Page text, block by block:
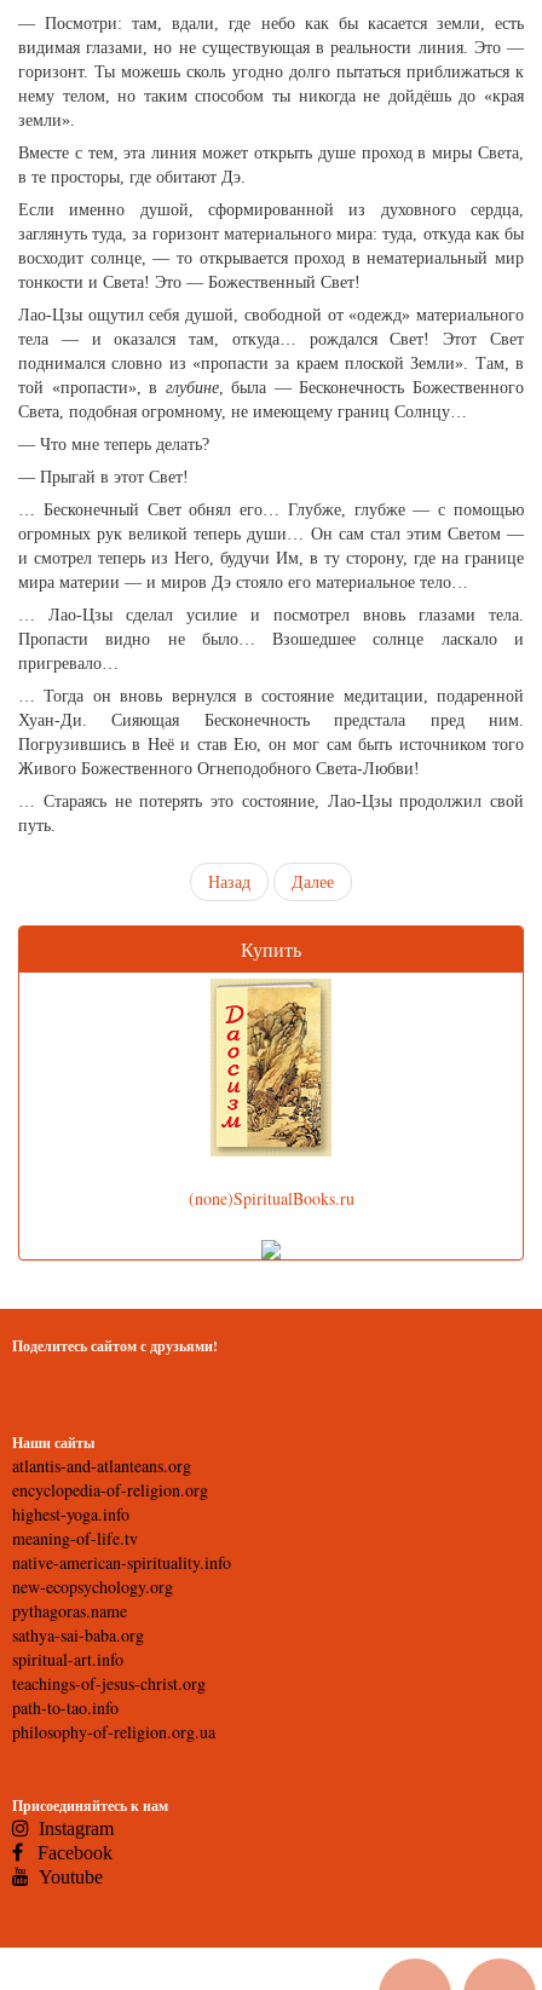
— Посмотри: там, вдали, где небо как бы касается земли, есть
видимая глазами, но не существующая в реальности линия. Это —
горизонт. Ты можешь сколь угодно долго пытаться приближаться к
нему телом, но таким способом ты никогда не дойдёшь до «края
земли».
Вместе с тем, эта линия может открыть душе проход в миры Света,
в те просторы, где обитают Дэ.
Если именно душой, сформированной из духовного сердца,
заглянуть туда, за горизонт материального мира: туда, откуда как бы
восходит солнце, — то открывается проход в нематериальный мир
тонкости и Света! Это — Божественный Свет!
Лао-Цзы ощутил себя душой, свободной от «одежд» материального
тела — и оказался там, откуда… рождался Свет! Этот Свет
поднимался словно из «пропасти за краем плоской Земли». Там, в
той «пропасти», в глубине, была — Бесконечность Божественного
Света, подобная огромному, не имеющему границ Солнцу…
— Что мне теперь делать?
— Прыгай в этот Свет!
… Бесконечный Свет обнял его… Глубже, глубже — с помощью
огромных рук великой теперь души… Он сам стал этим Светом —
и смотрел теперь из Него, будучи Им, в ту сторону, где на границе
мира материи — и миров Дэ стояло его материальное тело…
… Лао-Цзы сделал усилие и посмотрел вновь глазами тела.
Пропасти видно не было… Взошедшее солнце ласкало и
пригревало…
… Тогда он вновь вернулся в состояние медитации, подаренной
Хуан-Ди. Сияющая Бесконечность предстала пред ним.
Погрузившись в Неё и став Ею, он мог сам быть источником того
Живого Божественного Огнеподобного Света-Любви!
… Стараясь не потерять это состояние, Лао-Цзы продолжил свой
путь.
Назад Далее
Купить
(none)SpiritualBooks.ru
Поделитесь сайтом с друзьями!
Наши сайты
atlantis-and-atlanteans.org
encyclopedia-of-religion.org
highest-yoga.info
meaning-of-life.tv
native-american-spirituality.info
new-ecopsychology.org
pythagoras.name
sathya-sai-baba.org
spiritual-art.info
teachings-of-jesus-christ.org
path-to-tao.info
philosophy-of-religion.org.ua
Присоединяйтесь к нам
Instagram
Facebook
Youtube